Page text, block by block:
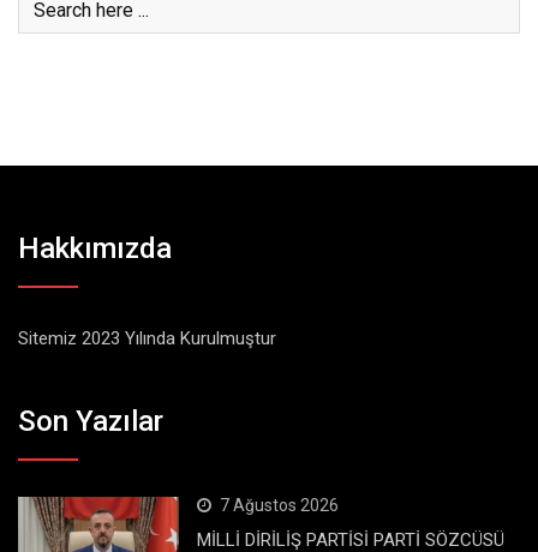
Hakkımızda
Sitemiz 2023 Yılında Kurulmuştur
Son Yazılar
7 Ağustos 2026
MİLLİ DİRİLİŞ PARTİSİ PARTİ SÖZCÜSÜ